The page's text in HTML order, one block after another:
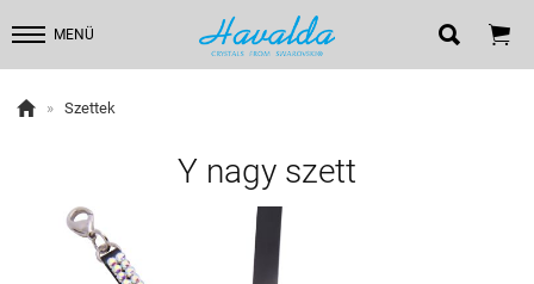
MENÜ  
 » Szettek
Y nagy szett